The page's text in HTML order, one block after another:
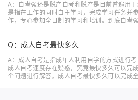
A：自考强还是脱产自考和脱产是目前普遍用
是指在工作的同时自主学习，完成学习任务并
作，专心参加全日制的学习和培训。到底自考强
Q：成人自考最快多久
A：成人自考是指成年人利用自学的方式进行
成人自考速度存在疑惑，究竟最快多久可以完
个问题进行解答。成人自考最快多久可以完成全